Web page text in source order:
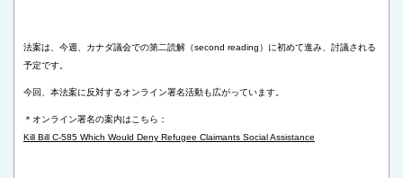
法案は、今週、カナダ議会での第二読解（second reading）に初めて進み、討議される
予定です。
今回、本法案に反対するオンライン署名活動も広がっています。
＊オンライン署名の案内はこちら：
Kill Bill C-585 Which Would Deny Refugee Claimants Social Assistance